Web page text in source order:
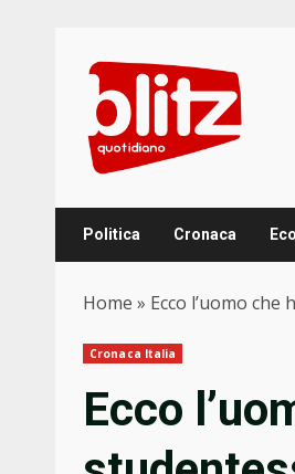
content
Politica Cronaca
Home » Ecco l’uomo
Cronaca Italia
Ecco